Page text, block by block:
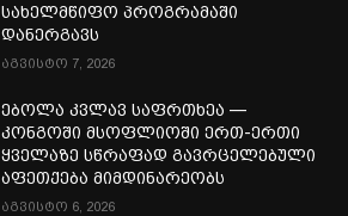
სახელმწიფო პროგრამაში
დანერგავს
აგვისტო 7, 2026
ებოლა კვლავ საფრთხეა —
კონგოში მსოფლიოში ერთ-ერთი
ყველაზე სწრაფად გავრცელებული
აფეთქება მიმდინარეობს
აგვისტო 6, 2026